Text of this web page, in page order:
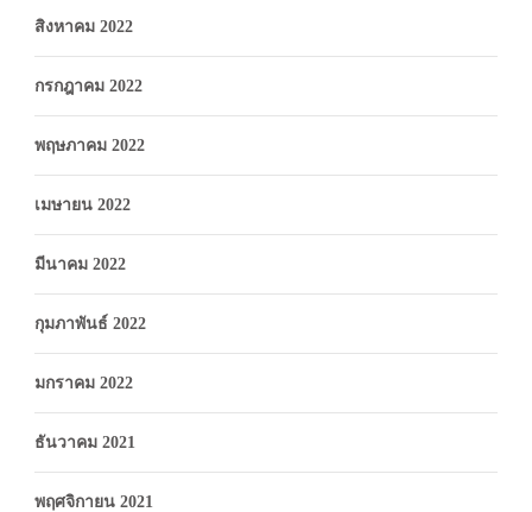
สิงหาคม 2022
กรกฎาคม 2022
พฤษภาคม 2022
เมษายน 2022
มีนาคม 2022
กุมภาพันธ์ 2022
มกราคม 2022
ธันวาคม 2021
พฤศจิกายน 2021